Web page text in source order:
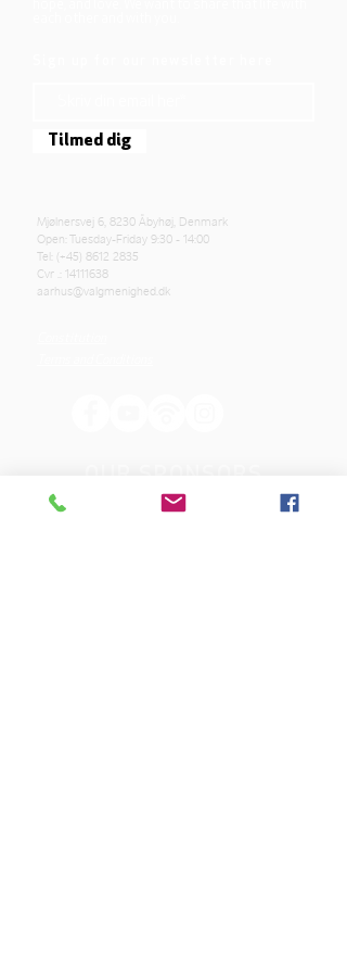
Tilmed dig
Mjølnersvej 6, 8230 Åbyhøj, Denmark
Open: Tuesday-Friday 9:30 - 14:00
Tel: (+45) 8612 2835
Cvr .: 14111638
aarhus@valgmenighed.dk